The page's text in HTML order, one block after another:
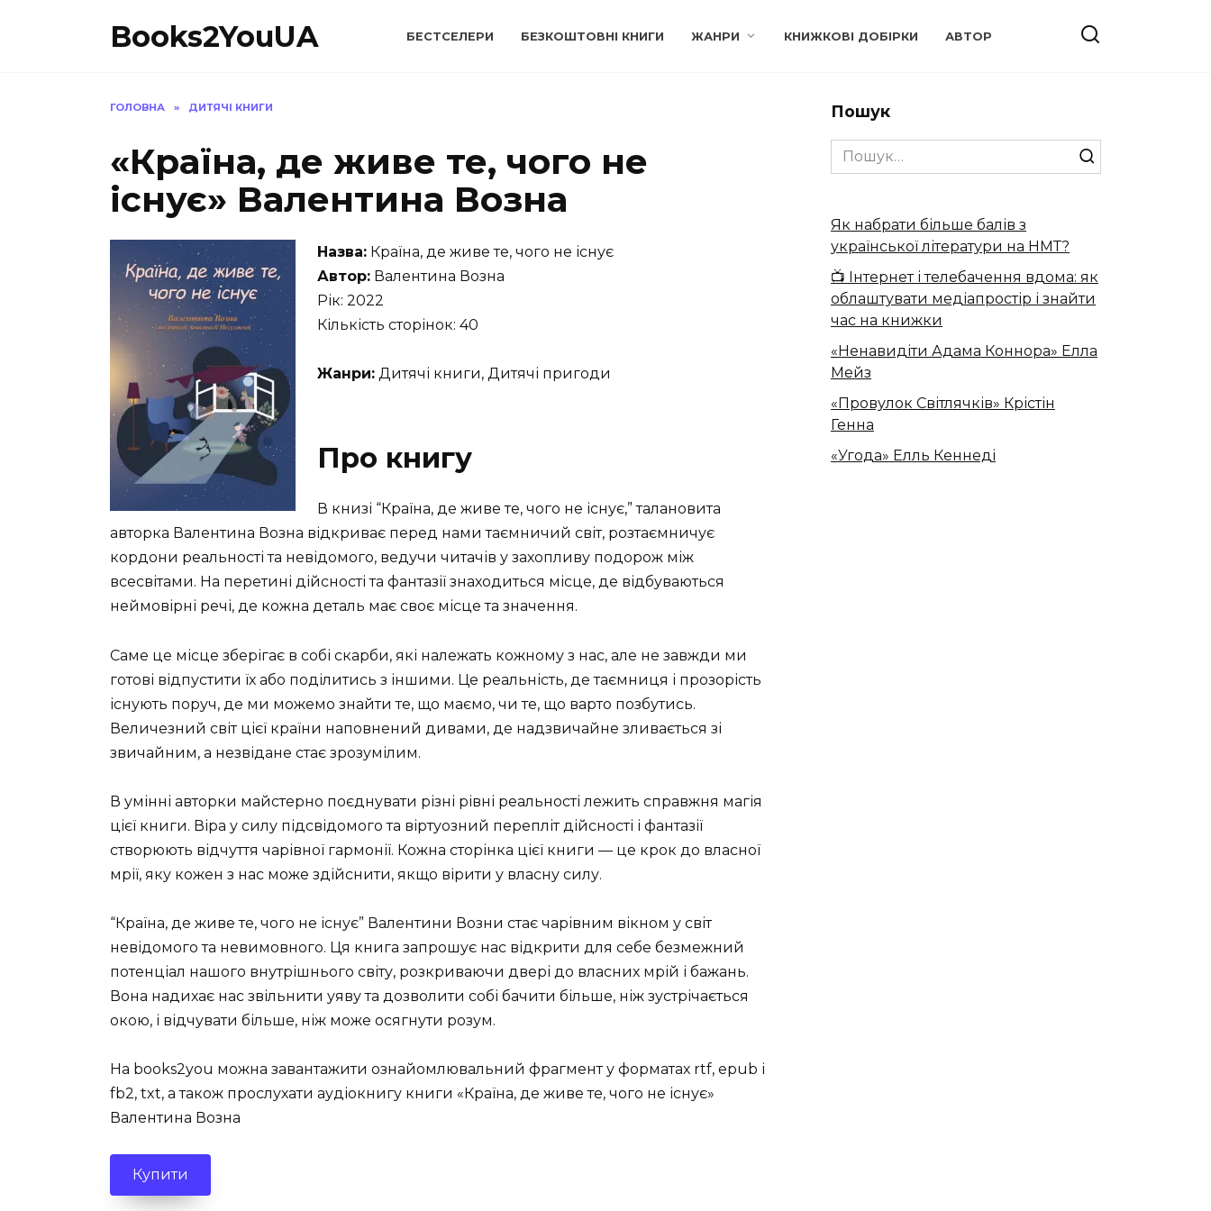
Books2YouUA БЕСТСЕЛЕРИ БЕЗКОШТОВНІ КНИГИ ЖАНРИ КНИЖКОВІ ДОБІРКИ АВТОР
ГОЛОВНА » ДИТЯЧІ КНИГИ
«Країна, де живе те, чого не
існує» Валентина Возна
Назва: Країна, де живе те, чого не існує
Автор: Валентина Возна
Рік: 2022
Кількість сторінок: 40
Жанри: Дитячі книги, Дитячі пригоди
Про книгу
В книзі “Країна, де живе те, чого не існує,” талановита
авторка Валентина Возна відкриває перед нами таємничий світ, розтаємничує
кордони реальності та невідомого, ведучи читачів у захопливу подорож між
всесвітами. На перетині дійсності та фантазії знаходиться місце, де відбуваються
неймовірні речі, де кожна деталь має своє місце та значення.
Саме це місце зберігає в собі скарби, які належать кожному з нас, але не завжди ми
готові відпустити їх або поділитись з іншими. Це реальність, де таємниця і прозорість
існують поруч, де ми можемо знайти те, що маємо, чи те, що варто позбутись.
Величезний світ цієї країни наповнений дивами, де надзвичайне зливається зі
звичайним, а незвідане стає зрозумілим.
В умінні авторки майстерно поєднувати різні рівні реальності лежить справжня магія
цієї книги. Віра у силу підсвідомого та віртуозний перепліт дійсності і фантазії
створюють відчуття чарівної гармонії. Кожна сторінка цієї книги — це крок до власної
мрії, яку кожен з нас може здійснити, якщо вірити у власну силу.
“Країна, де живе те, чого не існує” Валентини Возни стає чарівним вікном у світ
невідомого та невимовного. Ця книга запрошує нас відкрити для себе безмежний
потенціал нашого внутрішнього світу, розкриваючи двері до власних мрій і бажань.
Вона надихає нас звільнити уяву та дозволити собі бачити більше, ніж зустрічається
окою, і відчувати більше, ніж може осягнути розум.
На books2you можна завантажити ознайомлювальний фрагмент у форматах rtf, epub і
fb2, txt, а також прослухати аудіокнигу книги «Країна, де живе те, чого не існує»
Валентина Возна
Купити
Пошук
Search
for:
Як набрати більше балів з
української літератури на НМТ?
📺 Інтернет і телебачення вдома: як
облаштувати медіапростір і знайти
час на книжки
«Ненавидіти Адама Коннора» Елла
Мейз
«Провулок Світлячків» Крістін
Генна
«Угода» Елль Кеннеді